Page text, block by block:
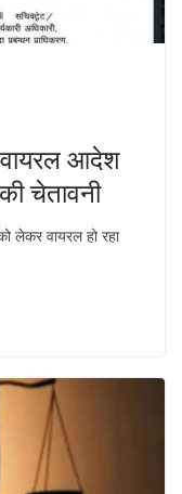
आदेश
चेतावनी
लेकर वायरल हो रहा